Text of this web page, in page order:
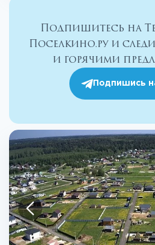
Подпишитесь на
Поселкино.ру и
и горячими
Подпишись